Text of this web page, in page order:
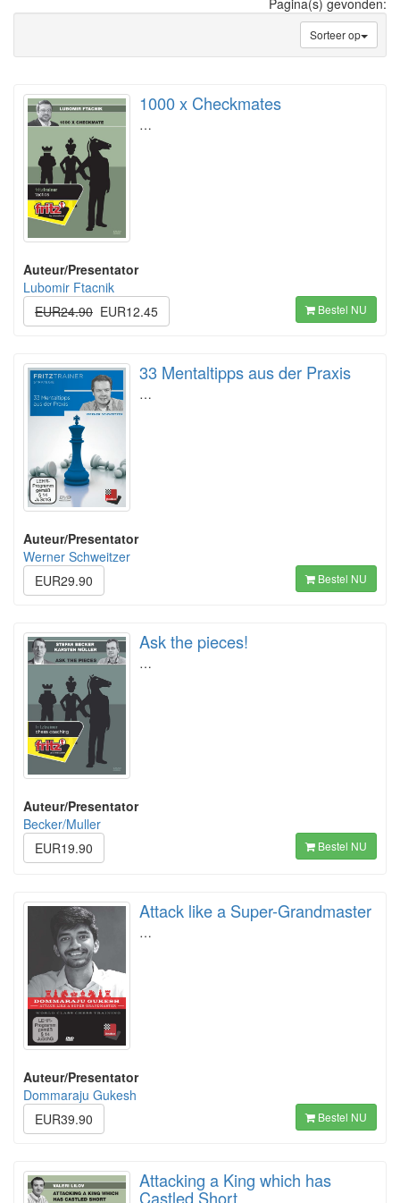
Pagina(s) gevonden:
Sorteer op
1000 x Checkmates
…
Auteur/Presentator
Lubomir Ftacnik
EUR24.90 EUR12.45 Bestel NU
33 Mentaltipps aus der Praxis
…
Auteur/Presentator
Werner Schweitzer
EUR29.90
Bestel NU
Ask the pieces!
…
Auteur/Presentator
Becker/Muller
EUR19.90
Bestel NU
Attack like a Super-Grandmaster
…
Auteur/Presentator
Dommaraju Gukesh
EUR39.90
Bestel NU
Attacking a King which has
Castled Short